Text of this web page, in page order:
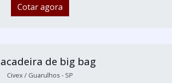
Cotar agora
de big bag
Civex / Guarulhos - SP